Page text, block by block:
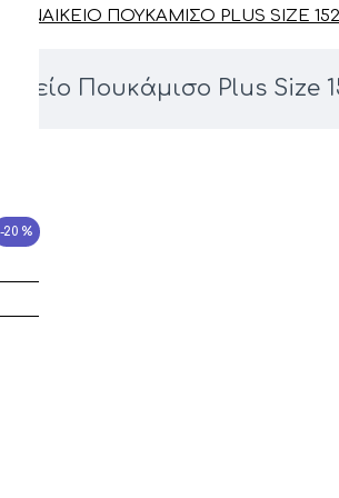
ΓΥΝΑΙΚΕΊΟ ΠΟΥΚΆΜΙΣΟ PLUS SIZE
Πουκάμισο Plus Size
-20 %